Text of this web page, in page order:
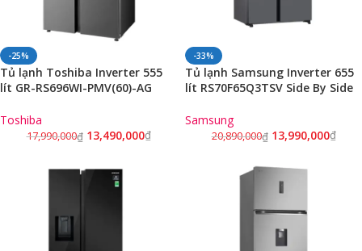
-25%
Tủ lạnh Toshiba Inverter 555
lít GR-RS696WI-PMV(60)-AG
Toshiba
17,990,000₫ 13,490,000₫
-33%
Tủ lạnh Samsung Inverter 655
lít RS70F65Q3TSV Side By Side
Samsung
20,890,000₫ 13,990,000₫